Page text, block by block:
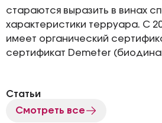
стараются выразить в винах
характеристики терруара. С
имеет органический
сертификат Demeter
Статьи
Смотреть все